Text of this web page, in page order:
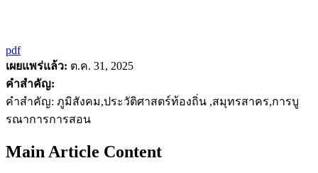
pdf
เผยแพร่แล้ว: ต.ค. 31, 2025
คำสำคัญ:
คำสำคัญ: ภูมิสังคม,ประวัติศาสตร์ท้องถิ่น ,สมุทรสาคร,การบู
รณาการการสอน
Main Article Content